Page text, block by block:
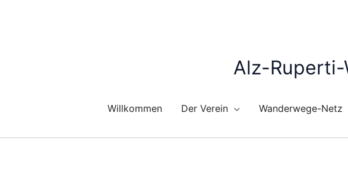
Alz-Ruperti-
Willkommen Der Verein Wanderwege-Netz